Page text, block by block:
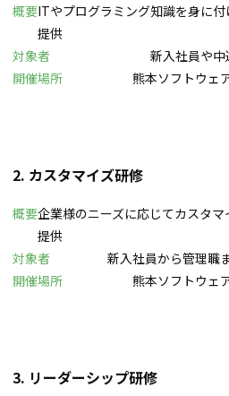
概要ITやプログラミング知識を身に
提供
対象者
新入社員や中
開催場所
熊本ソフトウェ
2. カスタマイズ研修
概要企業様のニーズに応じてカスタ
提供
対象者
新入社員から管理職
開催場所
熊本ソフトウェ
3. リーダーシップ研修